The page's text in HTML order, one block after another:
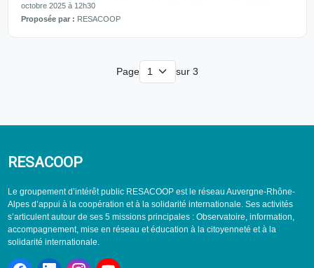
octobre 2025 à 12h30
Proposée par : RESACOOP
Page sur 3
RESACOOP
Le groupement d’intérêt public RESACOOP est le réseau Auvergne-Rhône-
Alpes d’appui à la coopération et à la solidarité internationale. Ses activités
s’articulent autour de ses 5 missions principales : Observatoire, information,
accompagnement, mise en réseau et éducation à la citoyenneté et à la
solidarité internationale.